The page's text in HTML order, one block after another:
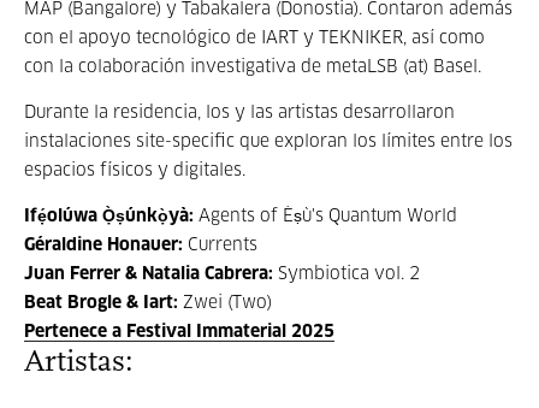
MAP (Bangalore) y Tabakalera (Donostia). Contaron además
con el apoyo tecnológico de IART y TEKNIKER, así como
con la colaboración investigativa de metaLSB (at) Basel.
Durante la residencia, los y las artistas desarrollaron
instalaciones site-specific que exploran los límites entre los
espacios físicos y digitales.
Ifẹ́olúwa Ọ̀ṣúnkọ̀yà: Agents of Èṣù's Quantum World
Géraldine Honauer: Currents
Juan Ferrer & Natalia Cabrera: Symbiotica vol. 2
Beat Brogle & Iart: Zwei (Two)
Pertenece a Festival Immaterial 2025
Artistas: